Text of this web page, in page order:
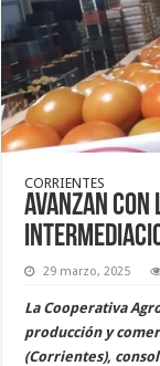
CORRIENTES
Avanzan
29 marzo, 2025
La Cooperativa
producción y
(Corrientes),